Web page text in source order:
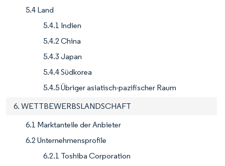
5.4 Land
5.4.1 Indien
5.4.2 China
5.4.3 Japan
5.4.4 Südkorea
5.4.5 Übriger asiatisch-pazifischer Raum
6. WETTBEWERBSLANDSCHAFT
6.1 Marktanteile der Anbieter
6.2 Unternehmensprofile
6.2.1 Toshiba Corporation